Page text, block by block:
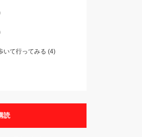
いて行ってみる (4)
読